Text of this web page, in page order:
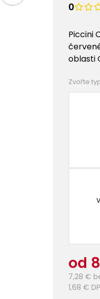
0
Piccini
oblasti
Zvoľte
od
7,28 €
1,68 €